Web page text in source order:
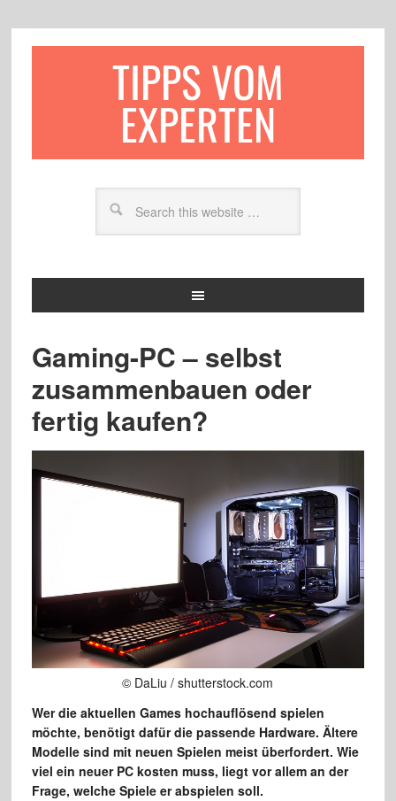
TIPPS VOM
EXPERTEN
Gaming-PC – selbst
zusammenbauen oder
fertig kaufen?
© DaLiu / shutterstock.com
Wer die aktuellen Games hochauflösend spielen
möchte, benötigt dafür die passende Hardware. Ältere
Modelle sind mit neuen Spielen meist überfordert. Wie
viel ein neuer PC kosten muss, liegt vor allem an der
Frage, welche Spiele er abspielen soll.